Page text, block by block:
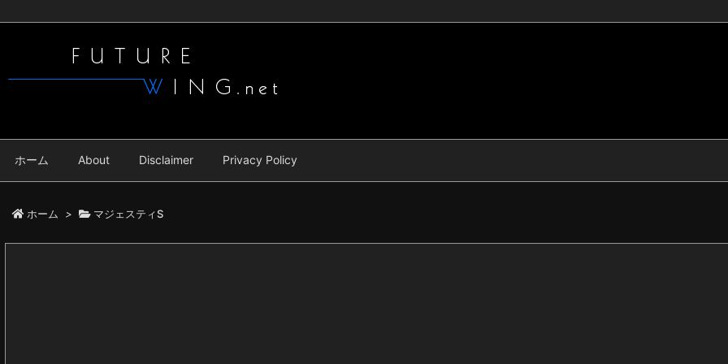
ホーム About Disclaimer Privacy Policy
ホーム > マジェスティS